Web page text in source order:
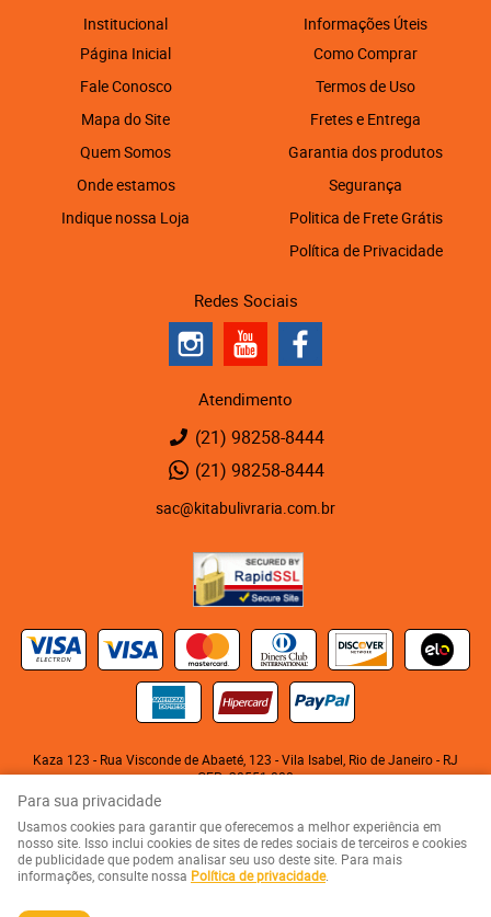
Institucional
Página Inicial
Fale Conosco
Mapa do Site
Quem Somos
Onde estamos
Indique nossa Loja
Informações Úteis
Como Comprar
Termos de Uso
Fretes e Entrega
Garantia dos produtos
Segurança
Politica de Frete Grátis
Política de Privacidade
Redes Sociais
Atendimento
(21) 98258-8444
(21) 98258-8444
sac@kitabulivraria.com.br
Kaza 123 - Rua Visconde de Abaeté, 123 -Vila Isabel, Rio de Janeiro- RJ
CEP: 20551-080
KITABU LIVRARIA NEGRA E EDITORA LTDA
LOJA VIRTUAL CRIADA POR
Para sua privacidade
Usamos cookies para garantir que oferecemos a melhor experiência em
nosso site. Isso inclui cookies de sites de redes sociais de terceiros e cookies
de publicidade que podem analisar seu uso deste site. Para mais
informações, consulte nossa Política de privacidade.